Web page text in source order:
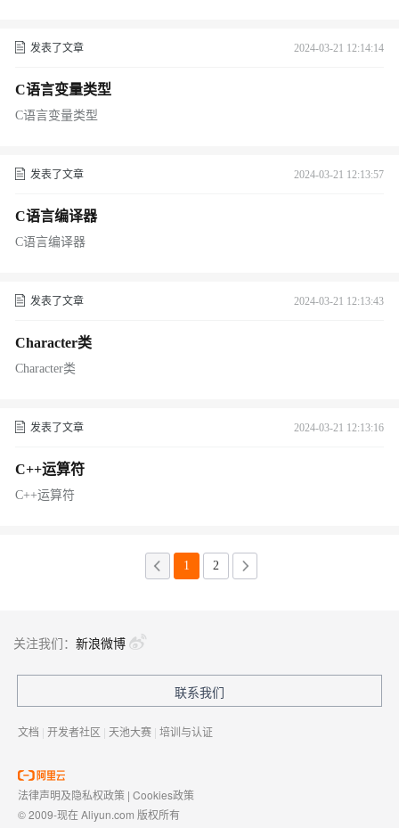
发表了文章 2024-03-21 12:14:14
C语言变量类型
C语言变量类型
发表了文章 2024-03-21 12:13:57
C语言编译器
C语言编译器
发表了文章 2024-03-21 12:13:43
Character类
Character类
发表了文章 2024-03-21 12:13:16
C++运算符
C++运算符
1 2
关注我们： 新浪微博
联系我们
文档 | 开发者社区 | 天池大赛 | 培训与认证
法律声明及隐私权政策 | Cookies政策
© 2009-现在 Aliyun.com 版权所有